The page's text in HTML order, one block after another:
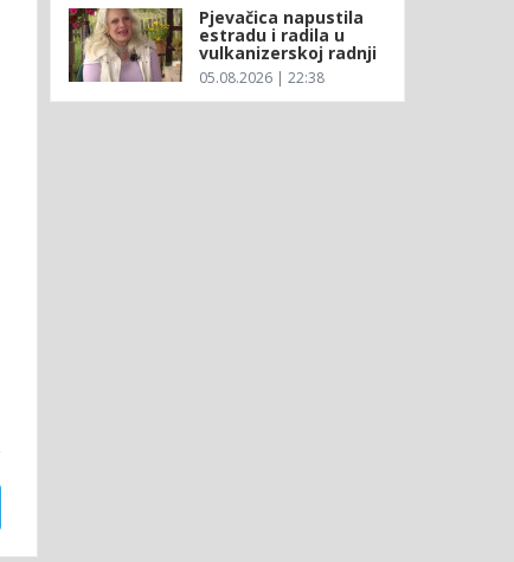
Pjevačica napustila
estradu i radila u
vulkanizerskoj radnji
05.08.2026 | 22:38